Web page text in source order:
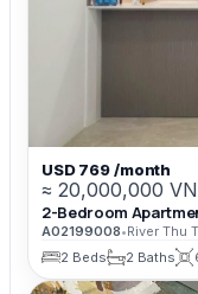
USD 769 /month
≈ 20,000,000
2-Bedroom
A02199008•River Thu
2 Beds
2 Baths